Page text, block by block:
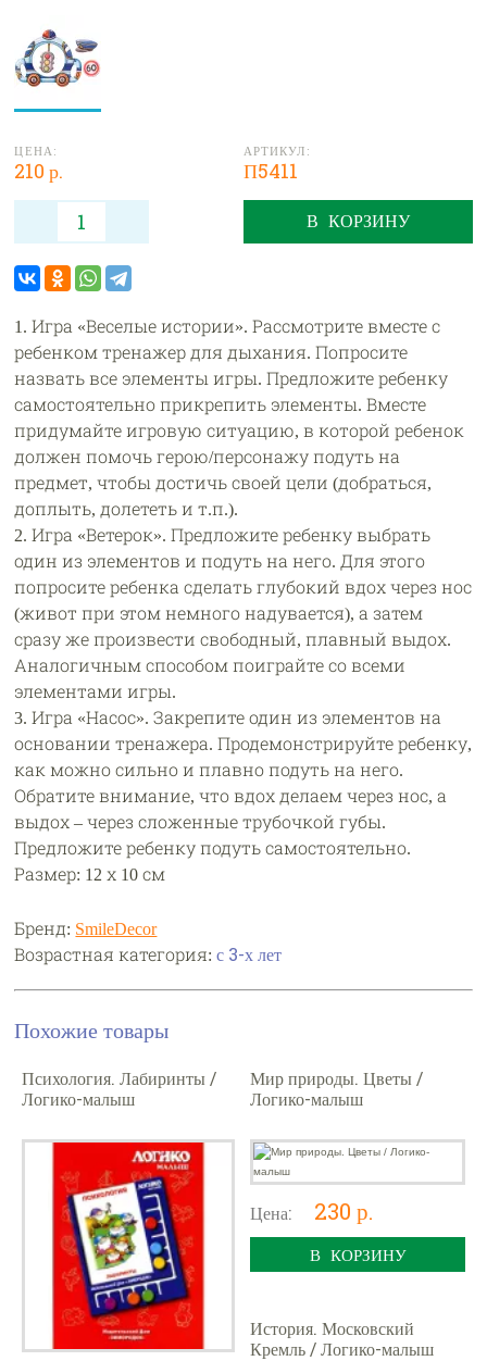
ЦЕНА:
210 р.
АРТИКУЛ:
П5411
В КОРЗИНУ
1. Игра «Веселые истории». Рассмотрите вместе с
ребенком тренажер для дыхания. Попросите
назвать все элементы игры. Предложите ребенку
самостоятельно прикрепить элементы. Вместе
придумайте игровую ситуацию, в которой ребенок
должен помочь герою/персонажу подуть на
предмет, чтобы достичь своей цели (добраться,
доплыть, долететь и т.п.).
2. Игра «Ветерок». Предложите ребенку выбрать
один из элементов и подуть на него. Для этого
попросите ребенка сделать глубокий вдох через нос
(живот при этом немного надувается), а затем
сразу же произвести свободный, плавный выдох.
Аналогичным способом поиграйте со всеми
элементами игры.
3. Игра «Насос». Закрепите один из элементов на
основании тренажера. Продемонстрируйте ребенку,
как можно сильно и плавно подуть на него.
Обратите внимание, что вдох делаем через нос, а
выдох – через сложенные трубочкой губы.
Предложите ребенку подуть самостоятельно.
Размер: 12 х 10 см
Бренд: SmileDecor
Возрастная категория:с 3-х лет
Похожие товары
Психология. Лабиринты /
Логико-малыш
Мир природы. Цветы /
Логико-малыш
Цена: 230 р.
В КОРЗИНУ
История. Московский
Кремль / Логико-малыш